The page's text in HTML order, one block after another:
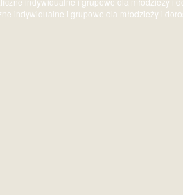
indywidualne i grupowe dla młodzieży i